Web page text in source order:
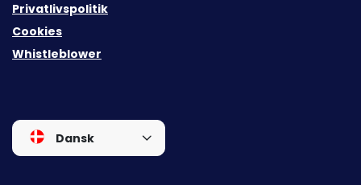
Privatlivspolitik
Cookies
Whistleblower
Dansk